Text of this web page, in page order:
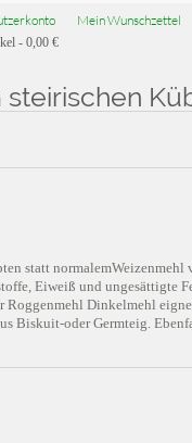
Mein Wunschzettel
- 0,00 €
statt normalemWeizenmehl
Eiweiß und ungesättigte
Roggenmehl Dinkelmehl
Biskuit-oder Germteig.